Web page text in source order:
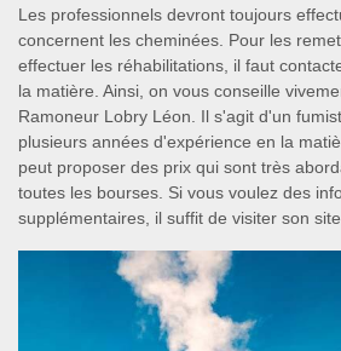
Les professionnels devront toujours
concernent les cheminées. Pour les
effectuer les réhabilitations, il faut
la matière. Ainsi, on vous conseille
Ramoneur Lobry Léon. Il s'agit d'un
plusieurs années d'expérience en la
peut proposer des prix qui sont très
toutes les bourses. Si vous voulez des
supplémentaires, il suffit de visiter son